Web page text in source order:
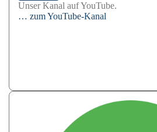
Unser Kanal auf YouTube.
… zum YouTube-Kanal